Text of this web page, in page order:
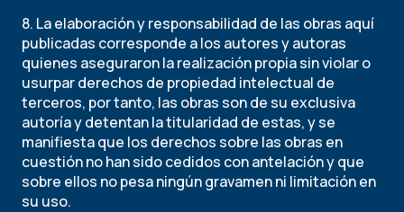
8. La elaboración y responsabilidad de las obras aquí
publicadas corresponde a los autores y autoras
quienes aseguraron la realización propia sin violar o
usurpar derechos de propiedad intelectual de
terceros, por tanto, las obras son de su exclusiva
autoría y detentan la titularidad de estas, y se
manifiesta que los derechos sobre las obras en
cuestión no han sido cedidos con antelación y que
sobre ellos no pesa ningún gravamen ni limitación en
su uso.